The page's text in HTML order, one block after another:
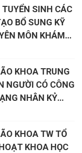
SINH CÁC
BỔ SUNG KỸ
MÔN KHÁM
2026
KHOA TRUNG
NGƯỜI CÓ CÔNG
NHÂN KỶ
NGÀY THƯƠNG
KHOA TW TỔ
KHOA HỌC